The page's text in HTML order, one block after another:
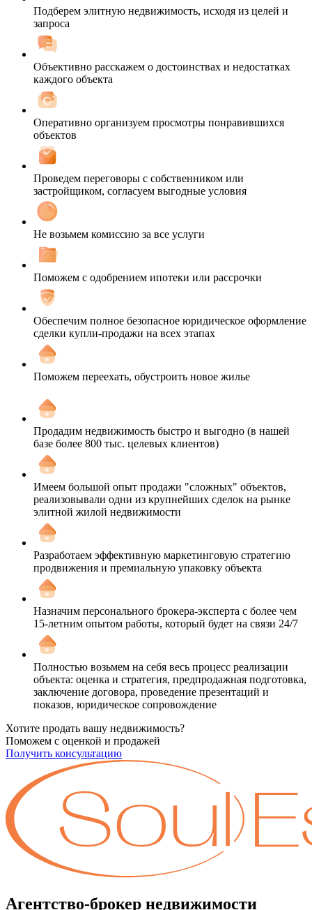
Подберем элитную недвижимость, исходя из целей и
запроса
Объективно расскажем о достоинствах и недостатках
каждого объекта
Оперативно организуем просмотры понравившихся
объектов
Проведем переговоры с собственником или
застройщиком, согласуем выгодные условия
Не возьмем комиссию за все услуги
Поможем с одобрением ипотеки или рассрочки
Обеспечим полное безопасное юридическое оформление
сделки купли-продажи на всех этапах
Поможем переехать, обустроить новое жилье
Продадим недвижимость быстро и выгодно (в нашей
базе более 800 тыс. целевых клиентов)
Имеем большой опыт продажи "сложных" объектов,
реализовывали одни из крупнейших сделок на рынке
элитной жилой недвижимости
Разработаем эффективную маркетинговую стратегию
продвижения и премиальную упаковку объекта
Назначим персонального брокера-эксперта с более чем
15-летним опытом работы, который будет на связи 24/7
Полностью возьмем на себя весь процесс реализации
объекта: оценка и стратегия, предпродажная подготовка,
заключение договора, проведение презентаций и
показов, юридическое сопровождение
Хотите продать вашу недвижимость?
Поможем с оценкой и продажей
Получить консультацию
Агентство-брокер недвижимости